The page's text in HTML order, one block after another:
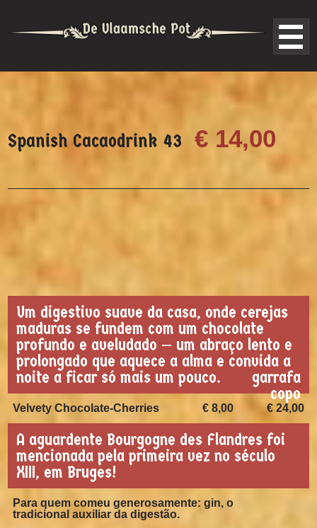
Spanish Cacaodrink 43 € 14,00
Um digestivo suave da casa, onde cerejas
maduras se fundem com um chocolate
profundo e aveludado — um abraço lento e
prolongado que aquece a alma e convida a
noite a ficar só mais um pouco.
garrafa
copo
€ 24,00
€ 8,00
Velvety Chocolate-Cherries
A aguardente Bourgogne des Flandres foi
mencionada pela primeira vez no século
XIII, em Bruges!
Para quem comeu generosamente: gin, o
tradicional auxiliar da digestão.